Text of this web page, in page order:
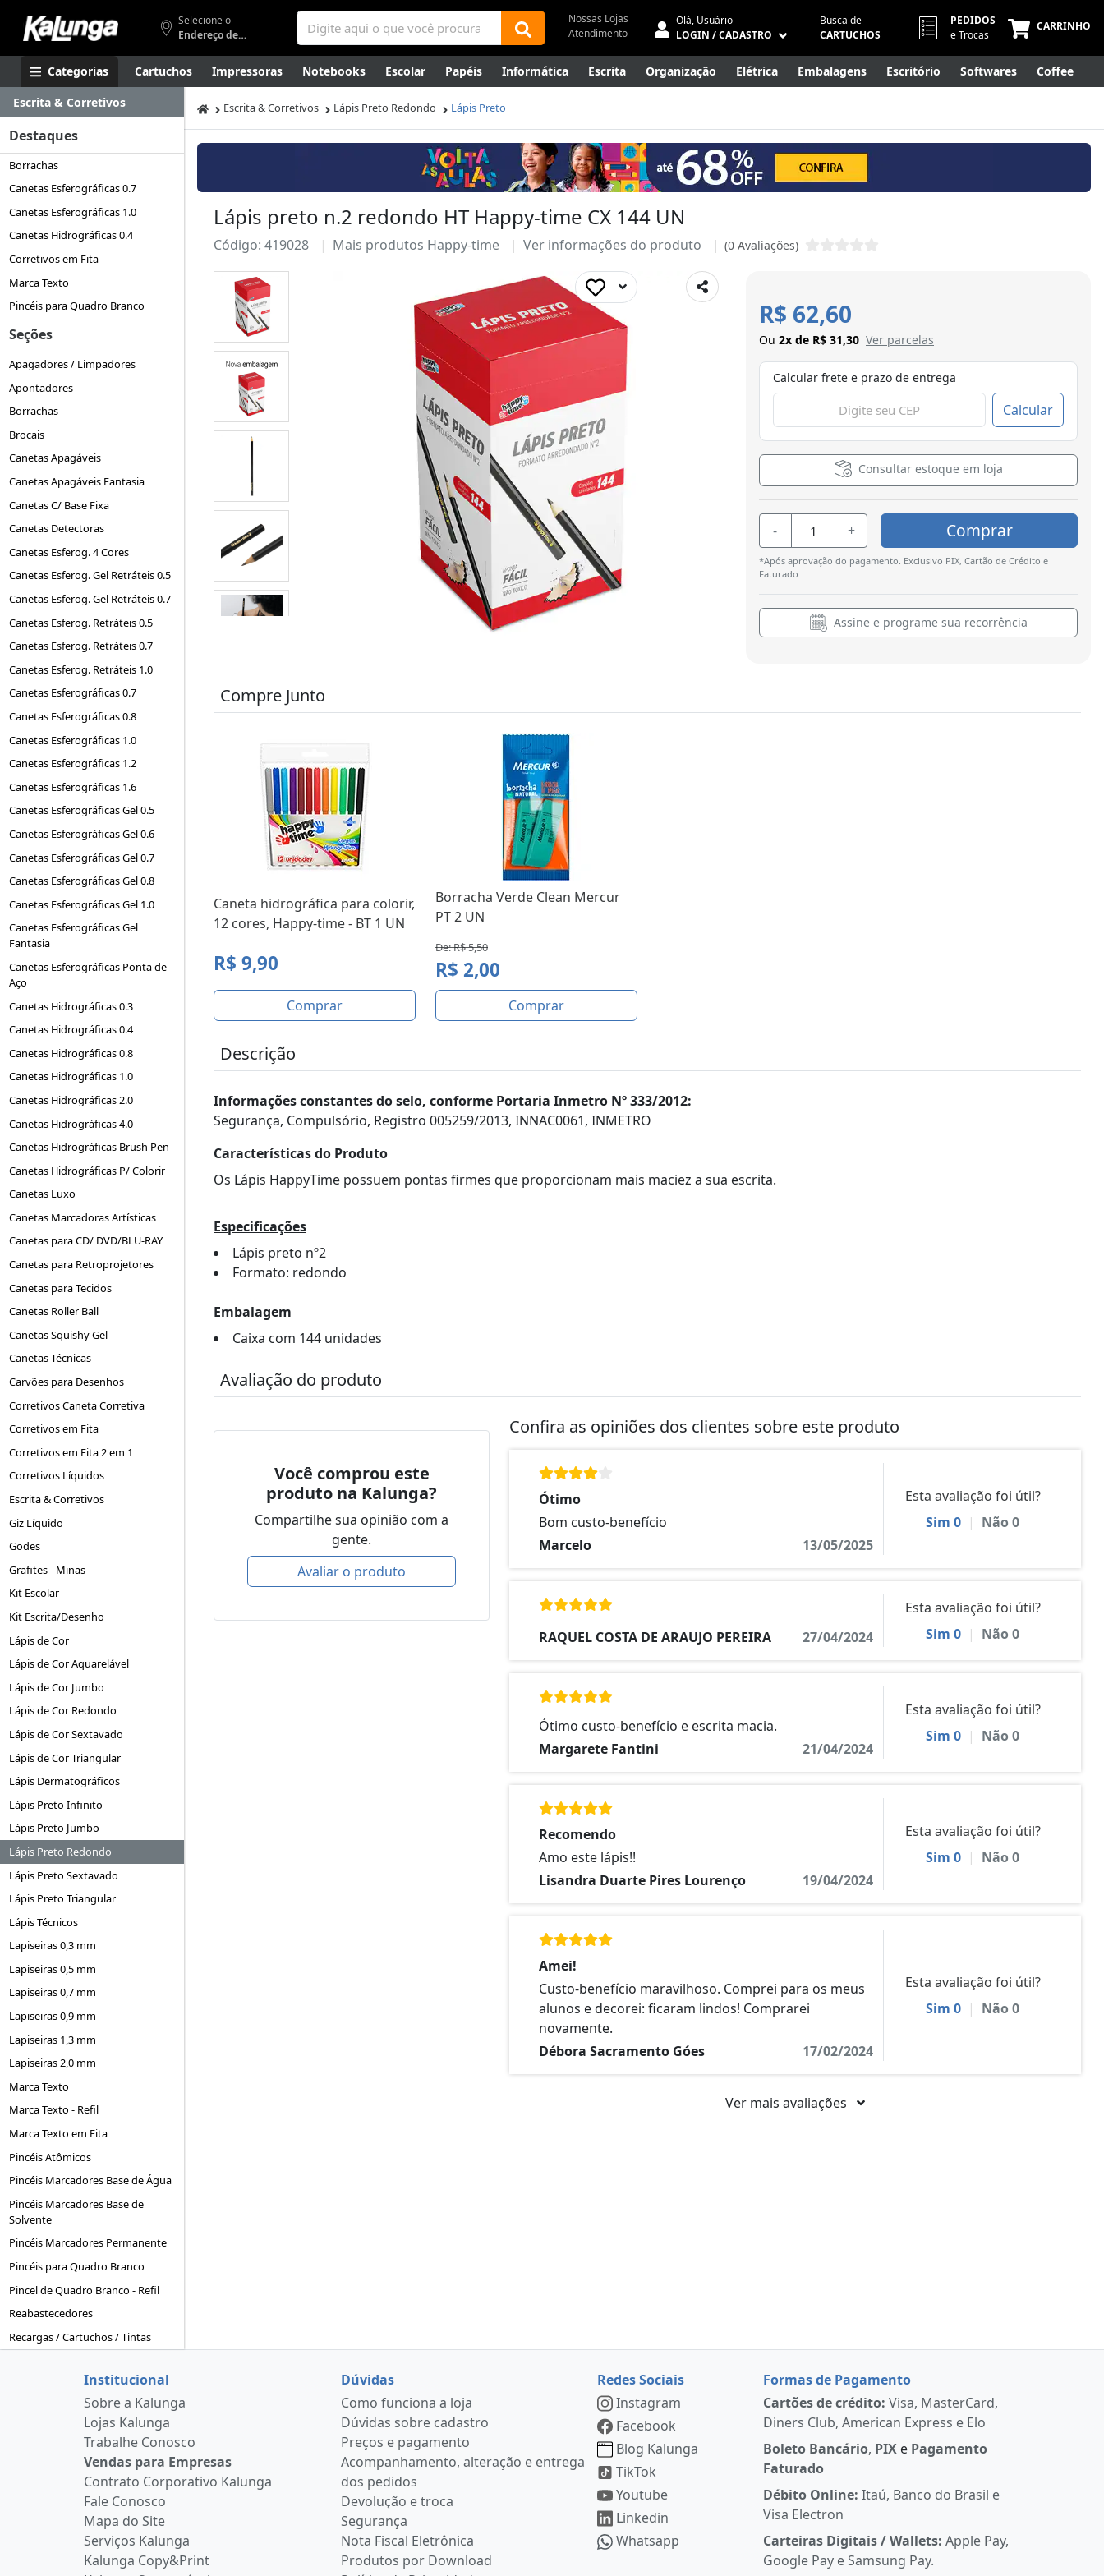
Selecione o
Endereço de entrega
Nossas Lojas
Atendimento
Olá, Usuário
LOGIN / CADASTRO
Busca de
CARTUCHOS
PEDIDOS
e Trocas
CARRINHO
Categorias Cartuchos Impressoras Notebooks Escolar Papéis Informática Escrita Organização Elétrica Embalagens Escritório Softwares Coffee
Apresentação Smartphones Artes Gamers Higiene Mídias Envelopes
Canetas Luxo
Outlet
Escrita & Corretivos
Destaques
Borrachas
Canetas Esferográficas 0.7
Canetas Esferográficas 1.0
Canetas Hidrográficas 0.4
Corretivos em Fita
Marca Texto
Pincéis para Quadro Branco
Seções
Apagadores / Limpadores
Apontadores
Borrachas
Brocais
Canetas Apagáveis
Canetas Apagáveis Fantasia
Canetas C/ Base Fixa
Canetas Detectoras
Canetas Esferog. 4 Cores
Canetas Esferog. Gel Retráteis 0.5
Canetas Esferog. Gel Retráteis 0.7
Canetas Esferog. Retráteis 0.5
Canetas Esferog. Retráteis 0.7
Canetas Esferog. Retráteis 1.0
Canetas Esferográficas 0.7
Canetas Esferográficas 0.8
Canetas Esferográficas 1.0
Canetas Esferográficas 1.2
Canetas Esferográficas 1.6
Canetas Esferográficas Gel 0.5
Canetas Esferográficas Gel 0.6
Canetas Esferográficas Gel 0.7
Canetas Esferográficas Gel 0.8
Canetas Esferográficas Gel 1.0
Canetas Esferográficas Gel
Fantasia
Canetas Esferográficas Ponta de
Aço
Canetas Hidrográficas 0.3
Canetas Hidrográficas 0.4
Canetas Hidrográficas 0.8
Canetas Hidrográficas 1.0
Canetas Hidrográficas 2.0
Canetas Hidrográficas 4.0
Canetas Hidrográficas Brush Pen
Canetas Hidrográficas P/ Colorir
Canetas Luxo
Canetas Marcadoras Artísticas
Canetas para CD/ DVD/BLU-RAY
Canetas para Retroprojetores
Canetas para Tecidos
Canetas Roller Ball
Canetas Squishy Gel
Canetas Técnicas
Carvões para Desenhos
Corretivos Caneta Corretiva
Corretivos em Fita
Corretivos em Fita 2 em 1
Corretivos Líquidos
Escrita & Corretivos
Giz Líquido
Godes
Grafites - Minas
Kit Escolar
Kit Escrita/Desenho
Lápis de Cor
Lápis de Cor Aquarelável
Lápis de Cor Jumbo
Lápis de Cor Redondo
Lápis de Cor Sextavado
Lápis de Cor Triangular
Lápis Dermatográficos
Lápis Preto Infinito
Lápis Preto Jumbo
Lápis Preto Redondo
Lápis Preto Sextavado
Lápis Preto Triangular
Lápis Técnicos
Lapiseiras 0,3 mm
Lapiseiras 0,5 mm
Lapiseiras 0,7 mm
Lapiseiras 0,9 mm
Lapiseiras 1,3 mm
Lapiseiras 2,0 mm
Marca Texto
Marca Texto - Refil
Marca Texto em Fita
Pincéis Atômicos
Pincéis Marcadores Base de Água
Pincéis Marcadores Base de
Solvente
Pincéis Marcadores Permanente
Pincéis para Quadro Branco
Pincel de Quadro Branco - Refil
Reabastecedores
Recargas / Cartuchos / Tintas
Escrita & Corretivos Lápis Preto Redondo Lápis Preto
Lápis preto n.2 redondo HT Happy-time CX 144 UN
Código: 419028 Mais produtos Happy-time Ver informações do produto (0 Avaliações)
R$ 62,60
Ou 2x de R$ 31,30 Ver parcelas
Calcular frete e prazo de entrega
Calcular
Consultar estoque em loja
- + Comprar
*Após aprovação do pagamento. Exclusivo PIX, Cartão de Crédito e
Faturado
Assine e programe sua recorrência
Compre Junto
Caneta hidrográfica para colorir,
12 cores, Happy-time - BT 1 UN
R$ 9,90
Comprar
Borracha Verde Clean Mercur
PT 2 UN
De: R$ 5,50
R$ 2,00
Comprar
Descrição
Informações constantes do selo, conforme Portaria Inmetro Nº 333/2012:
Segurança, Compulsório, Registro 005259/2013, INNAC0061, INMETRO
Características do Produto
Os Lápis HappyTime possuem pontas firmes que proporcionam mais maciez a sua escrita.
Especificações
Lápis preto nº2
Formato: redondo
Embalagem
Caixa com 144 unidades
Avaliação do produto
Você comprou este
produto na Kalunga?
Compartilhe sua opinião com a
gente.
Avaliar o produto
Confira as opiniões dos clientes sobre este produto
Ótimo
Bom custo-benefício
Marcelo
13/05/2025
Esta avaliação foi útil?
Sim 0 | Não0
RAQUEL COSTA DE ARAUJO PEREIRA 27/04/2024
Esta avaliação foi útil?
Sim 0 | Não0
Ótimo custo-benefício e escrita macia.
Margarete Fantini
21/04/2024
Esta avaliação foi útil?
Sim 0 | Não0
Recomendo
Amo este lápis!!
Lisandra Duarte Pires Lourenço
19/04/2024
Esta avaliação foi útil?
Sim 0 | Não0
Amei!
Custo-benefício maravilhoso. Comprei para os meus
alunos e decorei: ficaram lindos! Comprarei
novamente.
Débora Sacramento Góes
17/02/2024
Esta avaliação foi útil?
Sim 0 | Não0
Ver mais avaliações
Institucional
Sobre a Kalunga
Lojas Kalunga
Trabalhe Conosco
Vendas para Empresas
Contrato Corporativo Kalunga
Fale Conosco
Mapa do Site
Serviços Kalunga
Kalunga Copy&Print
Dúvidas
Como funciona a loja
Dúvidas sobre cadastro
Preços e pagamento
Acompanhamento, alteração e entrega
dos pedidos
Devolução e troca
Segurança
Nota Fiscal Eletrônica
Produtos por Download
Redes Sociais
Instagram
Facebook
Blog Kalunga
TikTok
Youtube
Linkedin
Whatsapp
Formas de Pagamento
Cartões de crédito: Visa, MasterCard,
Diners Club, American Express e Elo
Boleto Bancário, PIX e Pagamento
Faturado
Débito Online: Itaú, Banco do Brasil e
Visa Electron
Carteiras Digitais / Wallets:Apple Pay,
Google Pay e Samsung Pay.